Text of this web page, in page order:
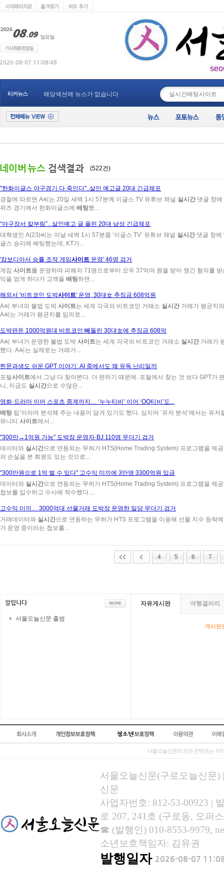
티커뉴스 해당섹션에 뉴스가 없습니다
(522건)
"한화이글스 야구경기 다 죽인다"..살인 예고글 20대 긴급체포
경찰에 따르면 A씨는 20일 새벽 1시 57분께 이글스 TV 유튜브 채널 실시간 댓글 창
위즈 경기에서 한화이글스에 배팅했...
“야구장서 칼부림”...살인예고 글 올린 20대 남성 긴급체포
대학생인 A(23)씨는 이날 새벽 1시 57분쯤 ‘이글스 TV’ 유튜브 채널 실시간 댓글 창에
글스 승리에 베팅했는데, KT가...
'캄보디아서 승률 조작 게임사이트 운영' 46명 검거
게임 사이트를 운영하며 피해자 71명으로부터 모두 37억여 원을 받아 챙긴 혐의를 받
익을 얻게 하다가 고액을 배팅하면...
해외서 '비트코인 도박사이트' 운영, 30대女 추징금 608억원
A씨 부녀의 불법 도박 사이트는 세계 각국의 비트코인 거래소 실시간 거래가 평균치
A씨는 거래가 평균치를 임의로...
도박판돈 1000억원대 비트코인 빼돌린 30대女에 추징금 608억
A씨 부녀가 운영한 불법 도박 사이트는 세계 각국의 비트코인 거래소 실시간 거래가
했다. A씨는 실제로는 거래가...
찐문과생도 쉬운 GPT 이야기: AI 중에서도 왜 유독 난리일까
포털사이트에서 그냥 다 찾아본다. 더 편하기 때문에. 포털에서 찾는 것 보다 GPT가
니, 지금도 실시간으로 수많은...
영화·드라마 이어 스포츠 중계까지… ‘누누티비’ 이어 ‘OO티비’도...
배팅 팁’이라며 분석해 주는 내용이 담겨 있기도 했다. 심지어 ‘유저 분석’에서는 유
뮤니티 사이트에서...
"300만→1억원 가능" 도박장 운영자·BJ 110명 무더기 검거
데이터와 실시간으로 연동되는 무허가 HTS(Home Trading System) 프로그램을 제
의 손실을 본 회원도 있는 것으로...
"300만원으로 1억 벌 수 있다" 고수익 미끼에 3만명 3300억원 입금
데이터와 실시간으로 연동되는 무허가 HTS(Home Trading System) 프로그램을 제
첩보를 입수하고 수사에 착수했다....
고수익 미끼… 3000억대 선물거래 도박장 운영한 일당 무더기 검거
거래데이터와 실시간으로 연동하는 무허가 HTS 프로그램을 이용해 선물 지수 등락
가 운영 중이라는 첩보를...
4 5 6 7
서울오늘신문 출범
자유게시판 여행갤러리
게시판
서울오늘신문의 모든 컨텐츠는 저
서울오늘신문(구로오늘신문)
신문
사업자번호: 812-53-00923 |
로 207, 241호 (구로동, 오퍼
☎ (발행인) 010-8553-9979,
소년보호책임자: 김유권
발행일자